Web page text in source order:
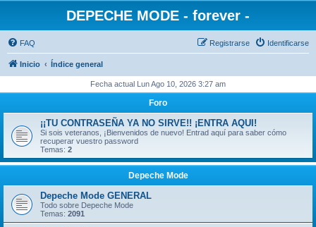
DEPECHE MODE - forever -
FAQ Identificarse
Registrarse
Inicio Índice general
Fecha actual Lun Ago 10, 2026 3:27 am
Foro
¡¡TU CONTRASEÑA YA NO SIRVE!! ¡ENTRA AQUI!
Si sois veteranos, ¡Bienvenidos de nuevo! Entrad aquí para saber cómo
recuperar vuestro password
Temas: 2
Depeche Mode
Depeche Mode GENERAL
Todo sobre Depeche Mode
Temas: 2091